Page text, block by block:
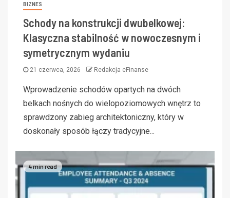
BIZNES
Schody na konstrukcji dwubelkowej:
Klasyczna stabilność w nowoczesnym i
symetrycznym wydaniu
21 czerwca, 2026 Redakcja eFinanse
Wprowadzenie schodów opartych na dwóch
belkach nośnych do wielopoziomowych wnętrz to
sprawdzony zabieg architektoniczny, który w
doskonały sposób łączy tradycyjne...
4 min read